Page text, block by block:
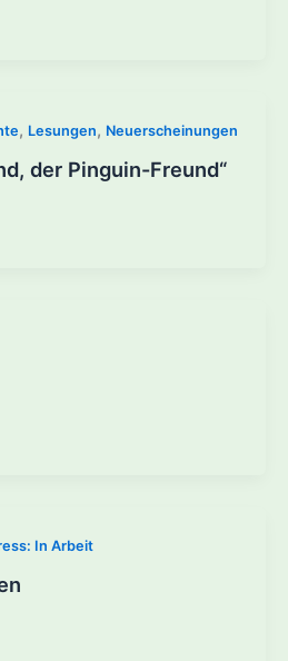
, Lesungen, Neuerscheinungen
der Pinguin-Freund“
In Arbeit